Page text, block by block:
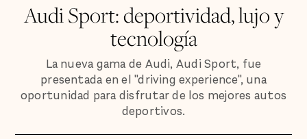
Audi Sport: deportividad, lujo y
tecnología
La nueva gama de Audi, Audi Sport, fue
presentada en el "driving experience", una
oportunidad para disfrutar de los mejores autos
deportivos.